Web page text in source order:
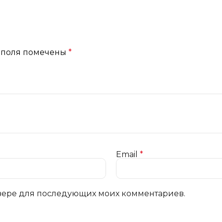
помечены *
Email *
для последующих моих комментариев.